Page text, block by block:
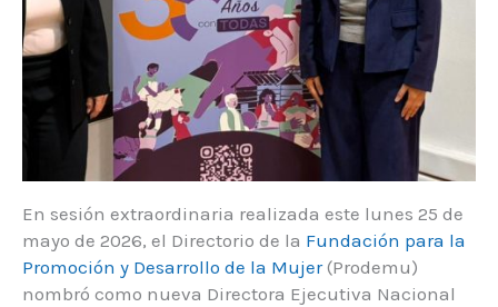
En sesión extraordinaria realizada este lunes 25 de
mayo de 2026, el Directorio de la Fundación para la
Promoción y Desarrollo de la Mujer(Prodemu)
nombró como nueva Directora Ejecutiva Nacional